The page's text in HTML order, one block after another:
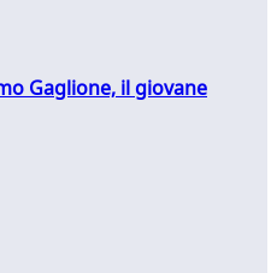
Gaglione, il giovane